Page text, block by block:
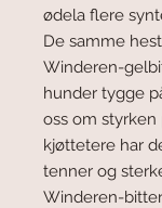
ødela flere
De samme
Winderen-
hunder tygge
oss om styrken
kjøttetere har
tenner og
Winderen-